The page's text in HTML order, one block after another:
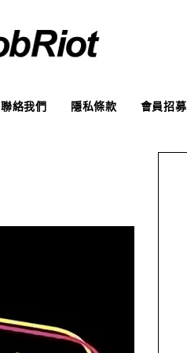
聯絡我們 隱私條款 會員招募